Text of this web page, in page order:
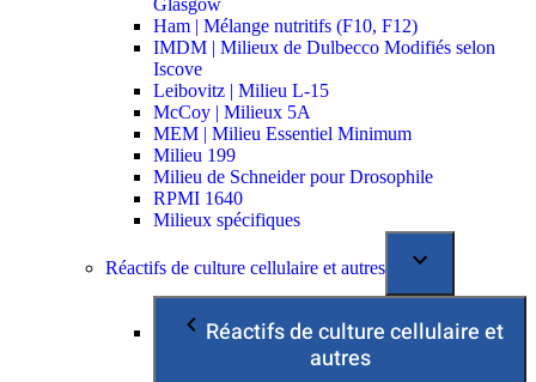
Glasgow
Ham | Mélange nutritifs (F10, F12)
IMDM | Milieux de Dulbecco Modifiés selon
Iscove
Leibovitz | Milieu L-15
McCoy | Milieux 5A
MEM | Milieu Essentiel Minimum
Milieu 199
Milieu de Schneider pour Drosophile
RPMI 1640
Milieux spécifiques
Réactifs de culture cellulaire et autres
Réactifs de culture cellulaire et
autres